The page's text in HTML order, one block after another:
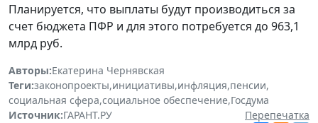
Планируется, что выплаты будут производиться за
счет бюджета ПФР и для этого потребуется до 963,1
млрд руб.
Авторы:Екатерина Чернявская
Теги:законопроекты,инициативы,инфляция,пенсии,
социальная сфера,социальное обеспечение,Госдума
Источник:ГАРАНТ.РУ
Перепечатка